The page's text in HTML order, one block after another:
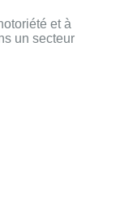
et à
un secteur